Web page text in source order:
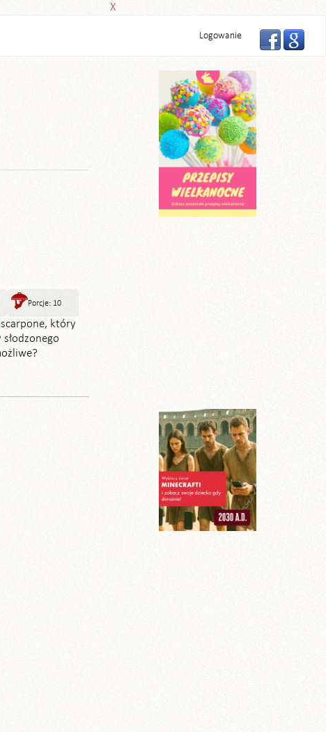
X
Logowanie
Porcje: 10
który